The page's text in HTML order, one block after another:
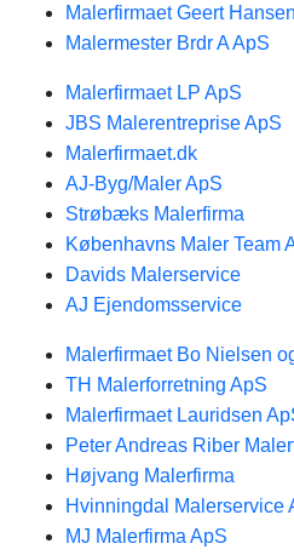
Malerfirmaet Geert
Malermester Brdr A ApS
Malerfirmaet LP ApS
JBS Malerentreprise ApS
Malerfirmaet.dk
AJ-Byg/Maler ApS
Strøbæks Malerfirma
Københavns Maler Team
Davids Malerservice
AJ Ejendomsservice
Malerfirmaet Bo Nielsen
TH Malerforretning ApS
Malerfirmaet Lauridsen
Peter Andreas Riber
Højvang Malerfirma
Hvinningdal Malerservice
MJ Malerfirma ApS